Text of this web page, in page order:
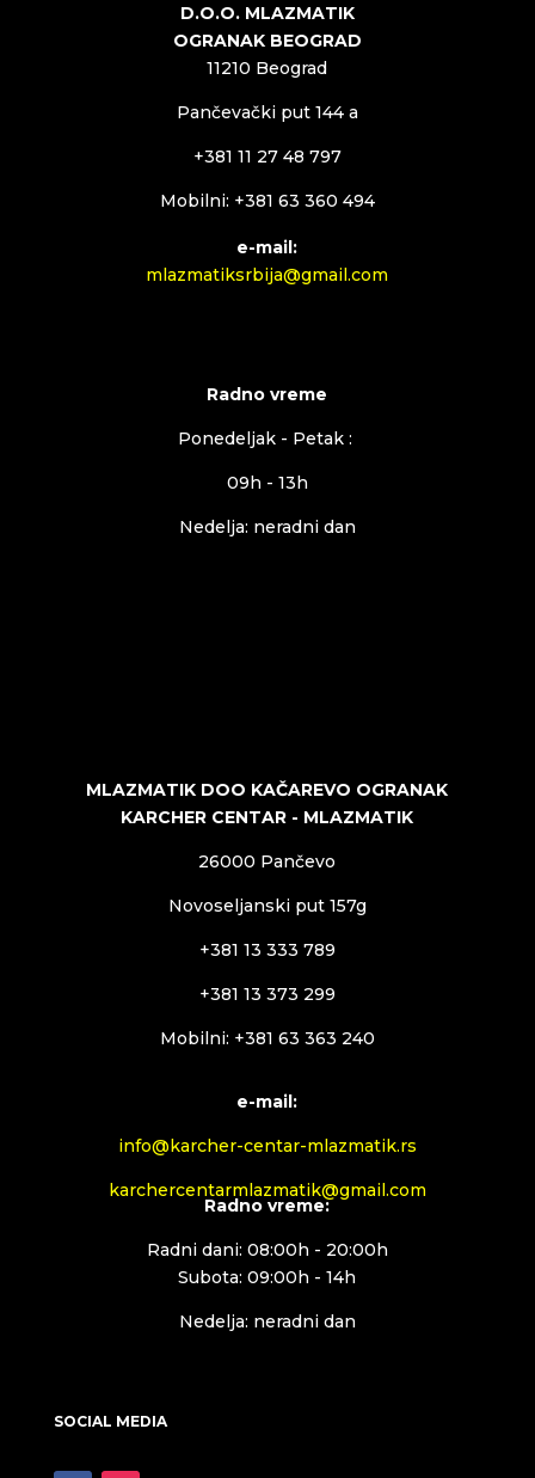
D.O.O. MLAZMATIK
OGRANAK BEOGRAD
11210 Beograd
Pančevački put 144 a
+381 11 27 48 797
Mobilni: +381 63 360 494
e-mail:
mlazmatiksrbija@gmail.com
Radno vreme
Ponedeljak - Petak :
09h - 13h
Nedelja: neradni dan
MLAZMATIK DOO KAČAREVO OGRANAK
KARCHER CENTAR - MLAZMATIK
26000 Pančevo
Novoseljanski put 157g
+381 13 333 789
+381 13 373 299
Mobilni: +381 63 363 240
e-mail:
info@karcher-centar-mlazmatik.rs
karchercentarmlazmatik@gmail.com
Radno vreme:
Radni dani: 08:00h - 20:00h
Subota: 09:00h - 14h
Nedelja: neradni dan
SOCIAL MEDIA